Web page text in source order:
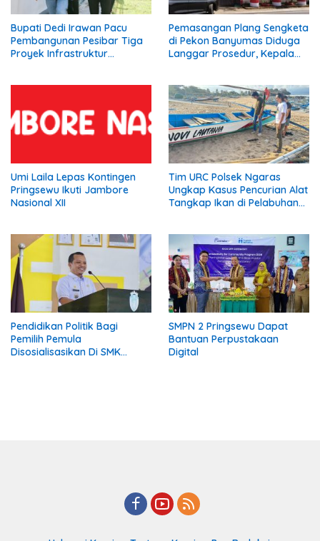
Bupati Dedi Irawan Pacu
Pembangunan Pesibar Tiga
Proyek Infrastruktur
Pemasangan Plang Sengketa
di Pekon Banyumas Diduga
Langgar Prosedur, Kepala
Umi Laila Lepas Kontingen
Pringsewu Ikuti Jambore
Nasional XII
Tim URC Polsek Ngaras
Ungkap Kasus Pencurian Alat
Tangkap Ikan di Pelabuhan
Pendidikan Politik Bagi
Pemilih Pemula
Disosialisasikan Di SMK
SMPN 2 Pringsewu Dapat
Bantuan Perpustakaan
Digital